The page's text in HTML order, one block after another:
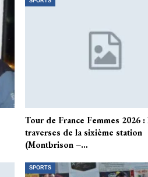
Tour de France Femmes 2026 :
traverses de la sixième station
(Montbrison –…
SPORTS